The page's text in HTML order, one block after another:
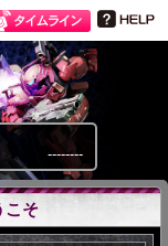
--------
こそ